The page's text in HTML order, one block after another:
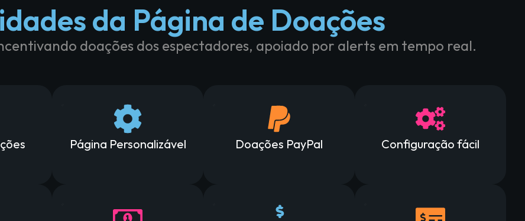
da Página de Doações
doações dos espectadores, apoiado por alerts em tempo real.
Página Personalizável Doações PayPal Configuração fácil